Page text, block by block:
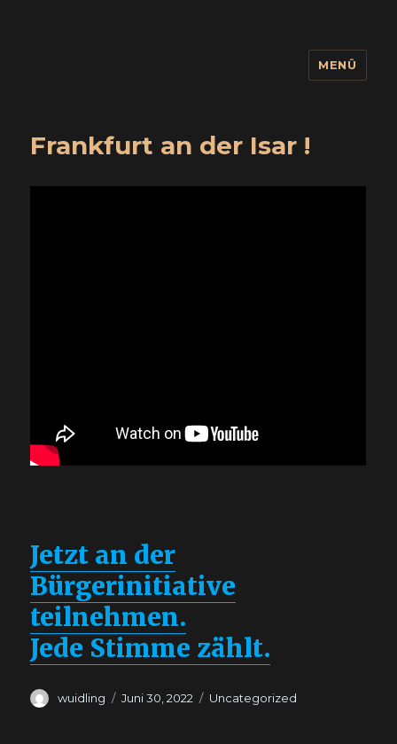
MENÜ
Frankfurt an der Isar !
Jetzt an der
Bürgerinitiative
teilnehmen.
Jede Stimme zählt.
Autor
wuidling
Veröffentlicht
Juni 30, 2022 Kategorien
Uncategorized